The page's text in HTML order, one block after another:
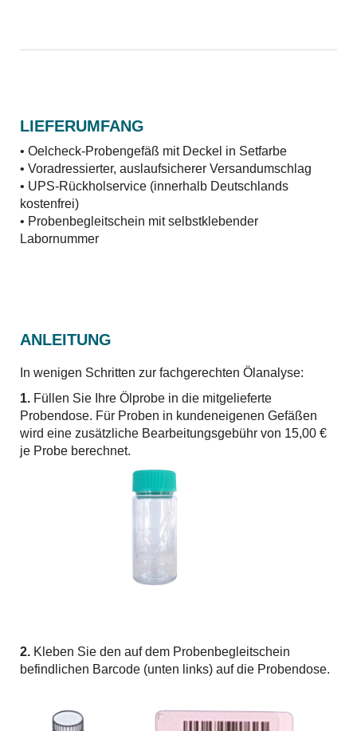
LIEFERUMFANG
• Oelcheck-Probengefäß mit Deckel in Setfarbe
• Voradressierter, auslaufsicherer Versandumschlag
• UPS-Rückholservice (innerhalb Deutschlands
kostenfrei)
• Probenbegleitschein mit selbstklebender
Labornummer
ANLEITUNG
In wenigen Schritten zur fachgerechten Ölanalyse:
1. Füllen Sie Ihre Ölprobe in die mitgelieferte
Probendose. Für Proben in kundeneigenen Gefäßen
wird eine zusätzliche Bearbeitungsgebühr von 15,00 €
je Probe berechnet.
2. Kleben Sie den auf dem Probenbegleitschein
befindlichen Barcode (unten links) auf die Probendose.